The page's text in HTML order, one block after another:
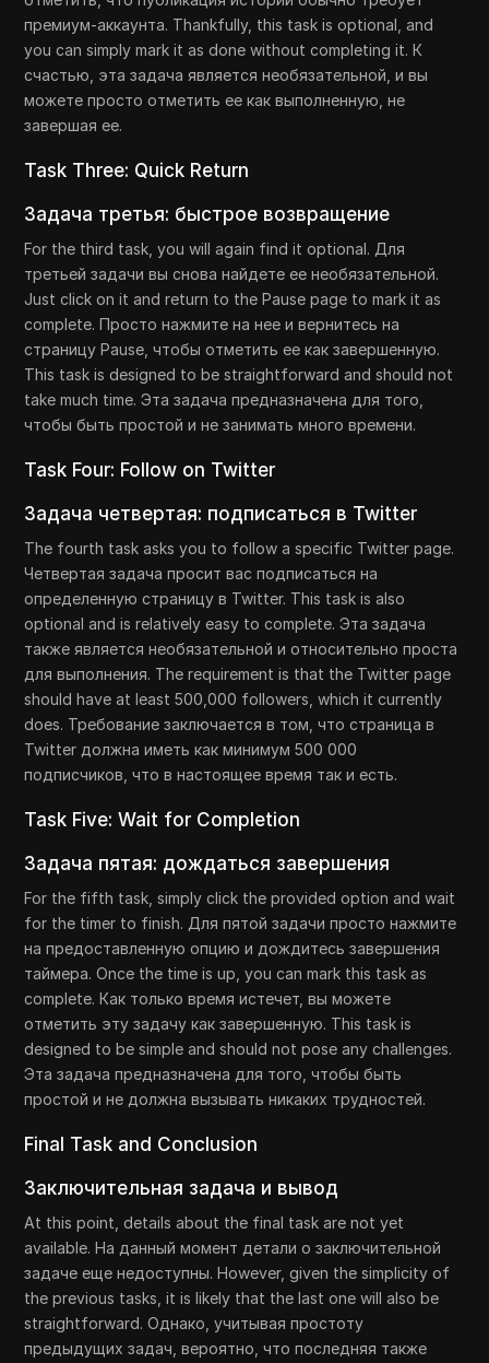
премиум-аккаунта. Thankfully, this task is optional, and
you can simply mark it as done without completing it. К
счастью, эта задача является необязательной, и вы
можете просто отметить ее как выполненную, не
завершая ее.
Task Three: Quick Return
Задача третья: быстрое возвращение
For the third task, you will again find it optional. Для
третьей задачи вы снова найдете ее необязательной.
Just click on it and return to the Pause page to mark it as
complete. Просто нажмите на нее и вернитесь на
страницу Pause, чтобы отметить ее как завершенную.
This task is designed to be straightforward and should not
take much time. Эта задача предназначена для того,
чтобы быть простой и не занимать много времени.
Task Four: Follow on Twitter
Задача четвертая: подписаться в Twitter
The fourth task asks you to follow a specific Twitter page.
Четвертая задача просит вас подписаться на
определенную страницу в Twitter. This task is also
optional and is relatively easy to complete. Эта задача
также является необязательной и относительно проста
для выполнения. The requirement is that the Twitter page
should have at least 500,000 followers, which it currently
does. Требование заключается в том, что страница в
Twitter должна иметь как минимум 500 000
подписчиков, что в настоящее время так и есть.
Task Five: Wait for Completion
Задача пятая: дождаться завершения
For the fifth task, simply click the provided option and wait
for the timer to finish. Для пятой задачи просто нажмите
на предоставленную опцию и дождитесь завершения
таймера. Once the time is up, you can mark this task as
complete. Как только время истечет, вы можете
отметить эту задачу как завершенную. This task is
designed to be simple and should not pose any challenges.
Эта задача предназначена для того, чтобы быть
простой и не должна вызывать никаких трудностей.
Final Task and Conclusion
Заключительная задача и вывод
At this point, details about the final task are not yet
available. На данный момент детали о заключительной
задаче еще недоступны. However, given the simplicity of
the previous tasks, it is likely that the last one will also be
straightforward. Однако, учитывая простоту
предыдущих задач, вероятно, что последняя также